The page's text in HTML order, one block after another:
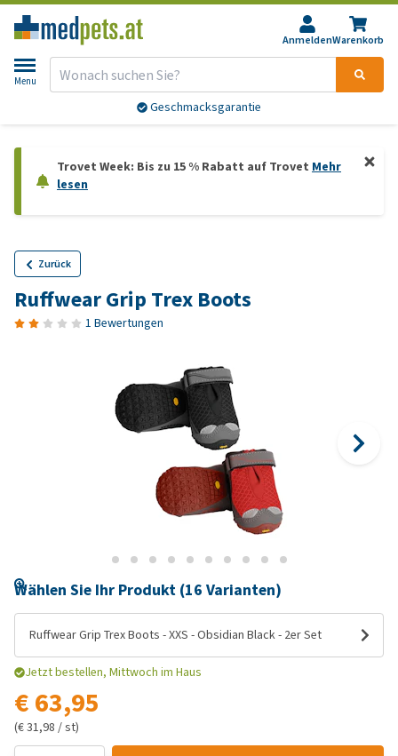
AnmeldenWarenkorb
Menu
Geschmacksgarantie
Trovet Week: Bis zu 15 % Rabatt auf Trovet Mehr
lesen
Zurück
Ruffwear Grip Trex Boots
1 Bewertungen
Wählen Sie Ihr Produkt (16 Varianten)
Ruffwear Grip Trex Boots - XXS - Obsidian Black - 2er Set
Jetzt bestellen, Mittwoch im Haus
€ 63,95
(€ 31,98 / st)